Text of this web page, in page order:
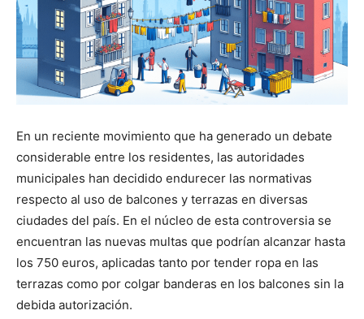
En un reciente movimiento que ha generado un debate
considerable entre los residentes, las autoridades
municipales han decidido endurecer las normativas
respecto al uso de balcones y terrazas en diversas
ciudades del país. En el núcleo de esta controversia se
encuentran las nuevas multas que podrían alcanzar hasta
los 750 euros, aplicadas tanto por tender ropa en las
terrazas como por colgar banderas en los balcones sin la
debida autorización.